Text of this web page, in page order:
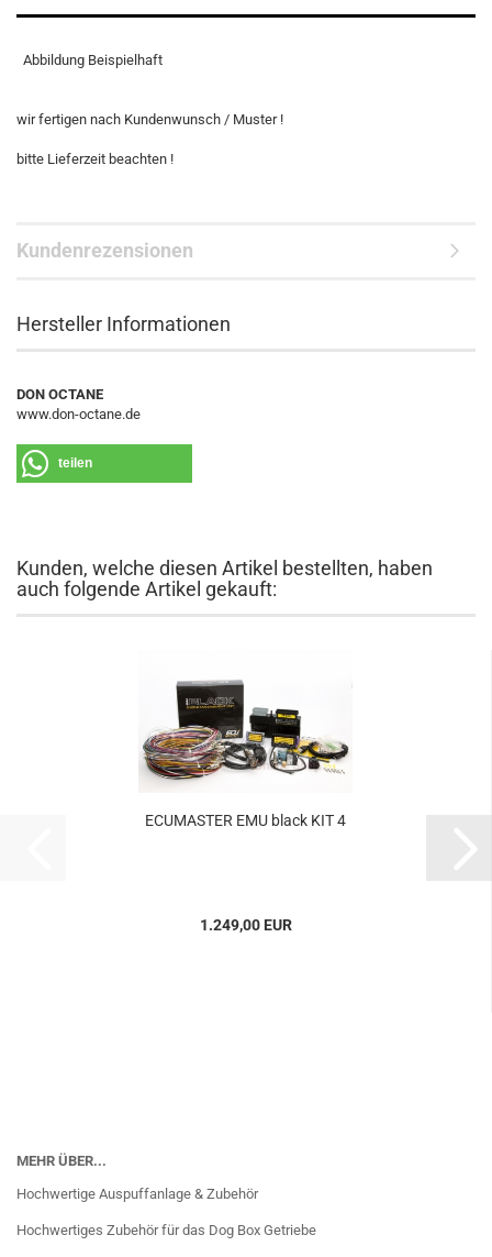
Abbildung Beispielhaft
wir fertigen nach Kundenwunsch / Muster !
bitte Lieferzeit beachten !
Kundenrezensionen
Hersteller Informationen
DON OCTANE
www.don-octane.de
teilen
Kunden, welche diesen Artikel bestellten, haben
auch folgende Artikel gekauft:
ECU­MAS­TER EMU black KIT 4
1.249,00 EUR
MEHR ÜBER...
Hochwertige Auspuffanlage & Zubehör
Hochwertiges Zubehör für das Dog Box Getriebe